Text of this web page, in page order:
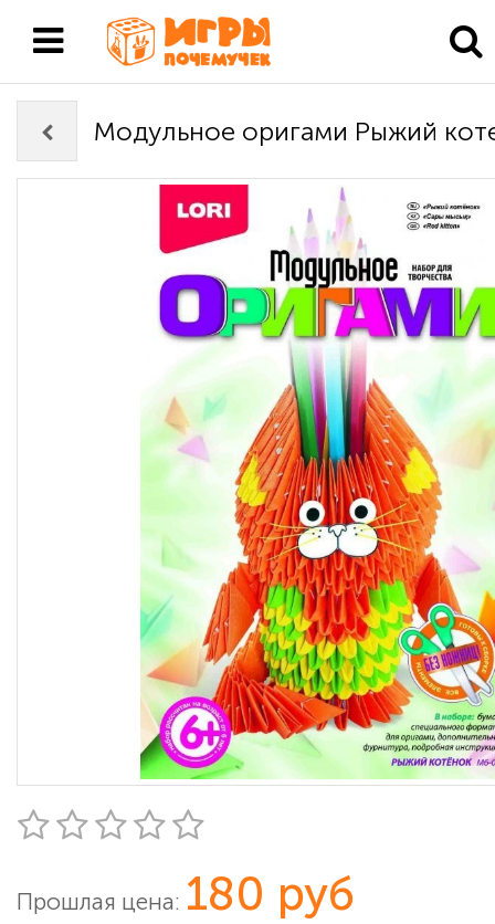
Модульное оригами Рыжий
Прошлая цена: 180 руб